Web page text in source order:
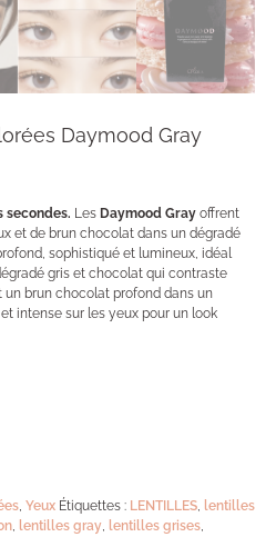
Daymood Gray
secondes. Les Daymood Gray offrent
et de brun chocolat dans un dégradé
sophistiqué et lumineux, idéal
gris et chocolat qui contraste
brun chocolat profond dans un
intense sur les yeux pour un look
, Yeux Étiquettes : LENTILLES, lentilles
, lentilles gray, lentilles grises,